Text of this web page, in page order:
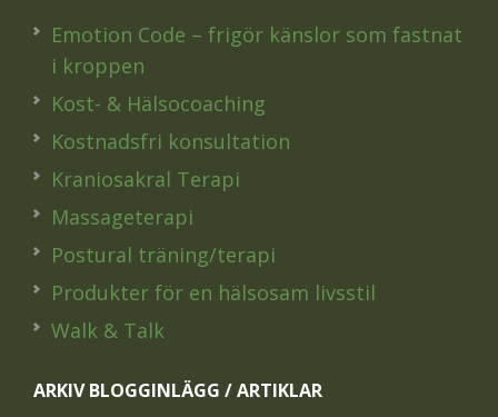
Emotion Code – frigör känslor som fastnat
i kroppen
Kost- & Hälsocoaching
Kostnadsfri konsultation
Kraniosakral Terapi
Massageterapi
Postural träning/terapi
Produkter för en hälsosam livsstil
Walk & Talk
ARKIV BLOGGINLÄGG / ARTIKLAR